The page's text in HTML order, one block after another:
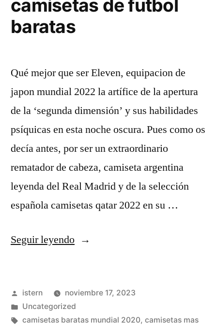
camisetas de futbol
baratas
Qué mejor que ser Eleven, equipacion de
japon mundial 2022 la artífice de la apertura
de la ‘segunda dimensión’ y sus habilidades
psíquicas en esta noche oscura. Pues como os
decía antes, por ser un extraordinario
rematador de cabeza, camiseta argentina
leyenda del Real Madrid y de la selección
española camisetas qatar 2022 en su …
Seguir leyendo«paginas
camisetas
de
Publicado
por
istern
noviembre 17, 2023
Publicado
en
Uncategorized
Etiquetas:
camisetas baratas mundial 2020, camisetas mas